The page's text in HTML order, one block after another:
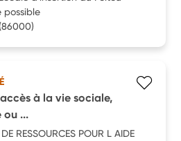
possible
à la vie sociale,
ou ...
RESSOURCES POUR L AIDE